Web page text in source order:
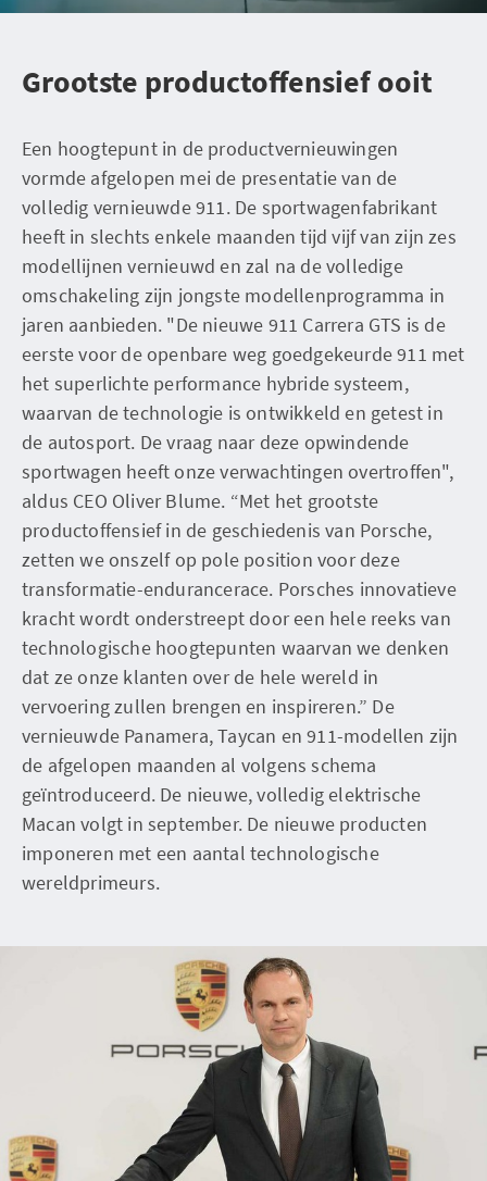
Grootste productoffensief ooit
Een hoogtepunt in de productvernieuwingen
vormde afgelopen mei de presentatie van de
volledig vernieuwde 911. De sportwagenfabrikant
heeft in slechts enkele maanden tijd vijf van zijn zes
modellijnen vernieuwd en zal na de volledige
omschakeling zijn jongste modellenprogramma in
jaren aanbieden. "De nieuwe 911 Carrera GTS is de
eerste voor de openbare weg goedgekeurde 911 met
het superlichte performance hybride systeem,
waarvan de technologie is ontwikkeld en getest in
de autosport. De vraag naar deze opwindende
sportwagen heeft onze verwachtingen overtroffen",
aldus CEO Oliver Blume. “Met het grootste
productoffensief in de geschiedenis van Porsche,
zetten we onszelf op pole position voor deze
transformatie-endurancerace. Porsches innovatieve
kracht wordt onderstreept door een hele reeks van
technologische hoogtepunten waarvan we denken
dat ze onze klanten over de hele wereld in
vervoering zullen brengen en inspireren.” De
vernieuwde Panamera, Taycan en 911-modellen zijn
de afgelopen maanden al volgens schema
geïntroduceerd. De nieuwe, volledig elektrische
Macan volgt in september. De nieuwe producten
imponeren met een aantal technologische
wereldprimeurs.